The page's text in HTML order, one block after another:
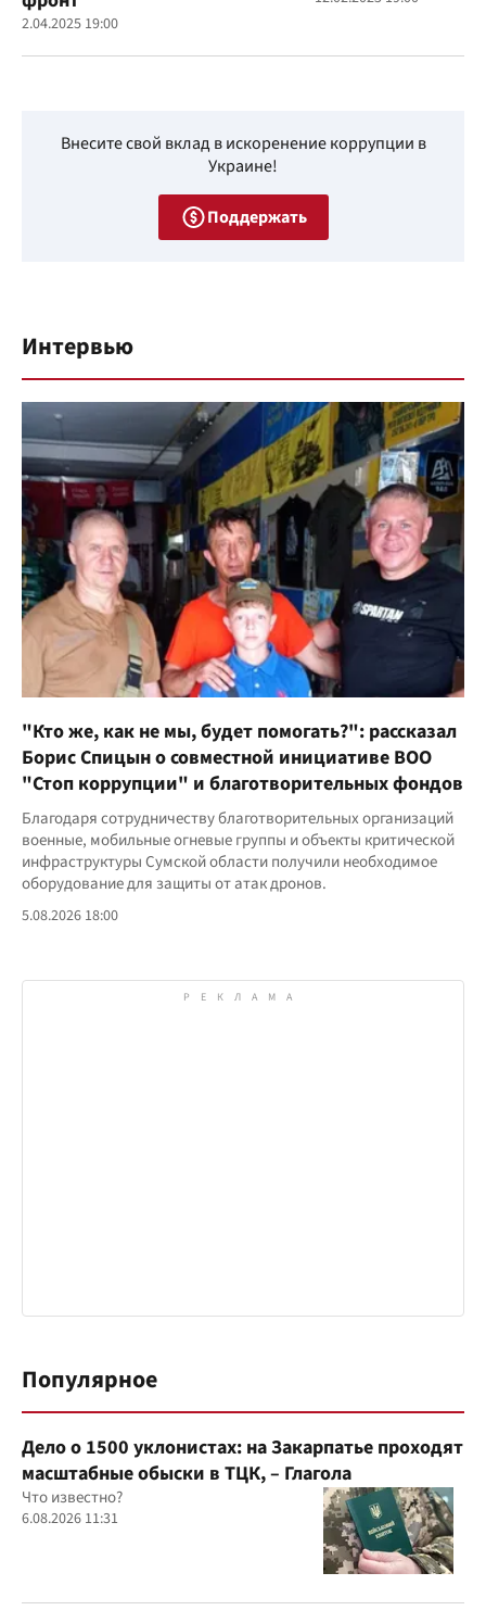
2.04.2025 19:00
Внесите свой вклад в искоренение коррупции в
Украине!
Поддержать
Интервью
"Кто же, как не мы, будет помогать?": рассказал
Борис Спицын о совместной инициативе ВОО
"Стоп коррупции" и благотворительных фондов
Благодаря сотрудничеству благотворительных организаций
военные, мобильные огневые группы и объекты критической
инфраструктуры Сумской области получили необходимое
оборудование для защиты от атак дронов.
5.08.2026 18:00
Популярное
Дело о 1500 уклонистах: на Закарпатье проходят
масштабные обыски в ТЦК, – Глагола
Что известно?
6.08.2026 11:31